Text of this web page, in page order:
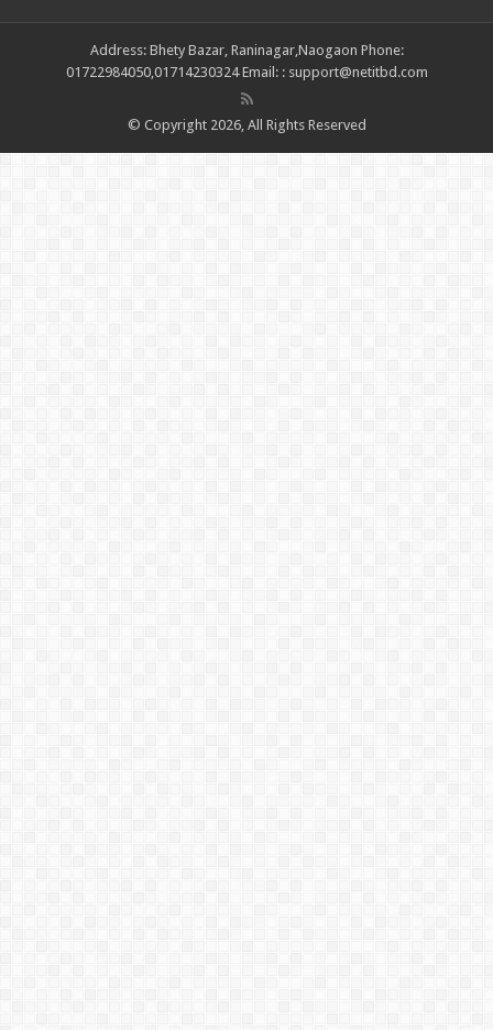
Address: Bhety Bazar, Raninagar,Naogaon Phone:
01722984050,01714230324 Email: : support@netitbd.com
© Copyright 2026, All Rights Reserved